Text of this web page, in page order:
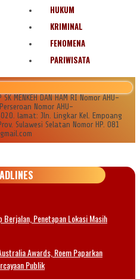
HUKUM
KRIMINAL
FENOMENA
PARIWISATA
MENKEH DAN HAM RI Nomor AHU-
Nomor AHU-
lamat: Jln. Lingkar Kel. Empoang
Sulawesi Selatan Nomor HP. 081
Penetapan Lokasi Masih
Awards, Roem Paparkan
Publik